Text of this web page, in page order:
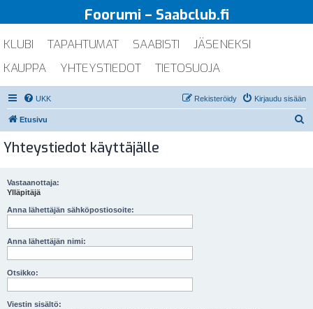
Foorumi – Saabclub.fi
KLUBI TAPAHTUMAT SAABISTI
JÄSENEKSI
KAUPPA
YHTEYSTIEDOT TIETOSUOJA
UKK Kirjaudu sisään
Rekisteröidy
Etusivu
Yhteystiedot käyttäjälle
Vastaanottaja:
Ylläpitäjä
Anna lähettäjän sähköpostiosoite:
Anna lähettäjän nimi:
Otsikko:
Viestin sisältö: